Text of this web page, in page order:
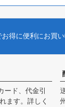
ー得に便利にお買
ド、代金引
ます。詳しく